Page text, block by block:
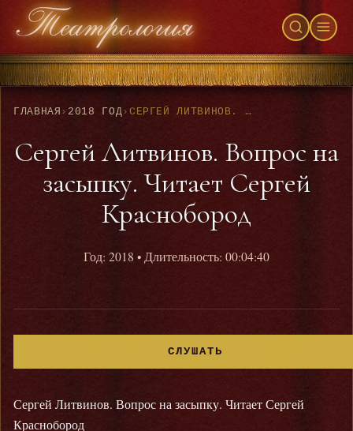
ГЛАВНАЯ › 2018 ГОД› СЕРГЕЙ ЛИТВИНОВ. ВОПРОС НА ЗАСЫПКУ. ЧИТАЕТ СЕРГЕЙ КРАСНОБОРОД
Сергей Литвинов. Вопрос на
засыпку. Читает Сергей
Краснобород
Год: 2018 • Длительность: 00:04:40
СЛУШАТЬ
Сергей Литвинов. Вопрос на засыпку. Читает Сергей
Краснобород